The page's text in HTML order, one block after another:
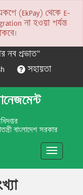
(EkPay) থেকে E-
না হওয়া পর্যন্ত
নব প্রভাত”
সহায়তা
বাংলাদেশ সরকার
Toggle